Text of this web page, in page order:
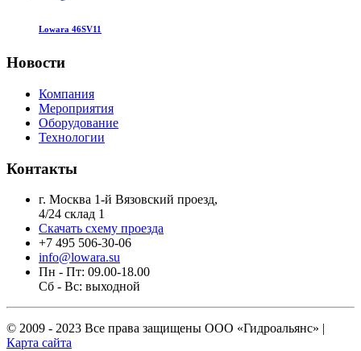
Lowara 46SV11
Новости
Компания
Мероприятия
Оборудование
Технологии
Контакты
г. Москва 1-й Вязовский проезд,
4/24 склад 1
Скачать схему проезда
+7 495 506-30-06
info@lowara.su
Пн - Пт: 09.00-18.00
Сб - Вс: выходной
© 2009 - 2023 Все права защищены ООО «Гидроальянс» |
Карта сайта